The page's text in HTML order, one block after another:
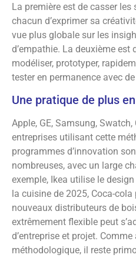
La première est de casser
chacun d’exprimer sa
vue plus globale sur les
d’empathie. La deuxième est
modéliser, prototyper,
tester en permanence avec
Une pratique de plus
Apple, GE, Samsung,
entreprises utilisant cette
programmes d’innovation
nombreuses, avec un large
exemple, Ikea utilise le
la cuisine de 2025, Coca-
nouveaux distributeurs de
extrêmement flexible peut
d’entreprise et projet.
méthodologique, il reste